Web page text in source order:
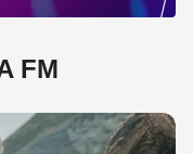
FM